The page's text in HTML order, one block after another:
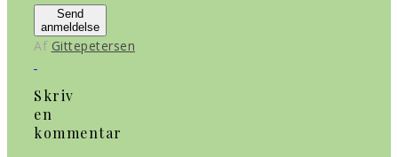
Send
anmeldelse
Af Gittepetersen
Skriv
en
kommentar